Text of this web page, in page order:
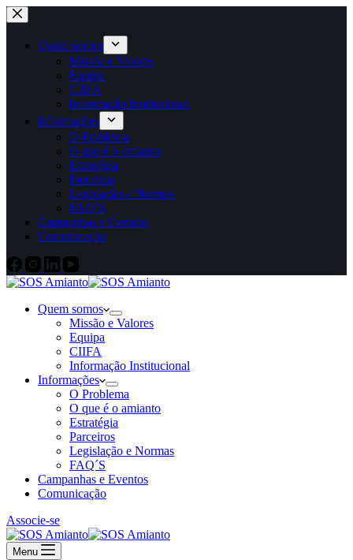
Quem somos
Missão e Valores
Equipa
CIIFA
Informação Institucional
Informações
O Problema
O que é o amianto
Estratégia
Parceiros
Legislação e Normas
FAQ´S
Campanhas e Eventos
Comunicação
Quem somos
Missão e Valores
Equipa
CIIFA
Informação Institucional
Informações
O Problema
O que é o amianto
Estratégia
Parceiros
Legislação e Normas
FAQ´S
Campanhas e Eventos
Comunicação
Associe-se
Menu